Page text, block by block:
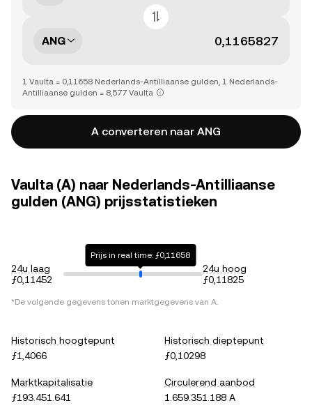
ANG
1 Vaulta = 0,11658 Nederlands-Antilliaanse gulden, 1 Nederlands-
Antilliaanse gulden = 8,577 Vaulta
A converteren naar ANG
Vaulta (A) naar Nederlands-Antilliaanse
gulden (ANG) prijsstatistieken
24u laag
ƒ0,11452
Prijs in real time: ƒ0,11658
24u hoog
ƒ0,11825
*De volgende gegevens tonen marktgegevens van A.
Historisch hoogtepunt
ƒ1,4066
Historisch dieptepunt
ƒ0,10298
Marktkapitalisatie
ƒ193.451.641
Circulerend aanbod
1.659.351.188 A